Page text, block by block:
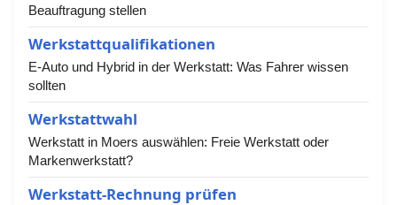
Beauftragung stellen
Werkstattqualifikationen
E-Auto und Hybrid in der Werkstatt: Was Fahrer wissen
sollten
Werkstattwahl
Werkstatt in Moers auswählen: Freie Werkstatt oder
Markenwerkstatt?
Werkstatt-Rechnung prüfen